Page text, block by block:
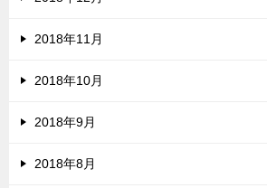
2018年11月
2018年10月
2018年9月
2018年8月